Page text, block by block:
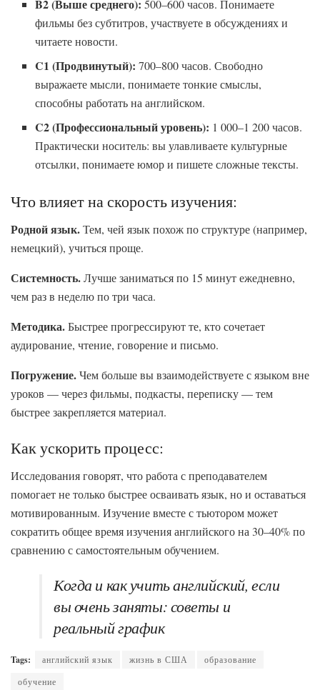
B2 (Выше среднего): 500–600 часов. Понимаете
фильмы без субтитров, участвуете в обсуждениях и
читаете новости.
C1 (Продвинутый): 700–800 часов. Свободно
выражаете мысли, понимаете тонкие смыслы,
способны работать на английском.
C2 (Профессиональный уровень): 1 000–1 200 часов.
Практически носитель: вы улавливаете культурные
отсылки, понимаете юмор и пишете сложные тексты.
Что влияет на скорость изучения:
Родной язык.Тем, чей язык похож по структуре (например,
немецкий), учиться проще.
Системность.Лучше заниматься по 15 минут ежедневно,
чем раз в неделю по три часа.
Методика.Быстрее прогрессируют те, кто сочетает
аудирование, чтение, говорение и письмо.
Погружение.Чем больше вы взаимодействуете с языком вне
уроков — через фильмы, подкасты, переписку — тем
быстрее закрепляется материал.
Как ускорить процесс:
Исследования говорят, что работа с преподавателем
помогает не только быстрее осваивать язык, но и оставаться
мотивированным. Изучение вместе с тьютором может
сократить общее время изучения английского на 30–40% по
сравнению с самостоятельным обучением.
Когда и как учить английский, если
вы очень заняты: советы и
реальный график
Tags: английский язык жизнь в США
образование
обучение